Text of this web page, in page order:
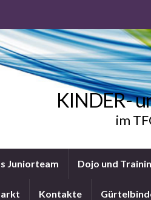
KINDER-
im
Juniorteam Dojo und
Kontakte